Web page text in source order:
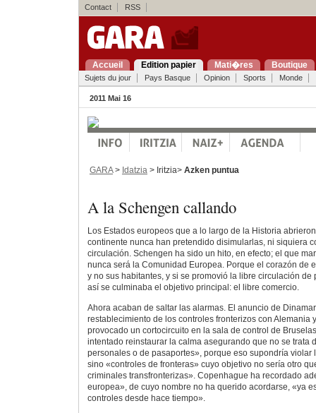
Contact RSS
Accueil Edition papier Mati�res Boutique
Sujets du jour Pays Basque Opinion Sports Monde
2011 Mai 16
GARA> Idatzia > Iritzia> Azken puntua
A la Schengen callando
Los Estados europeos que a lo largo de la Historia
continente nunca han pretendido disimularlas, ni siquiera
circulación. Schengen ha sido un hito, en efecto; el que
nunca será la Comunidad Europea. Porque el corazón de
y no sus habitantes, y si se promovió la libre circulación de
así se culminaba el objetivo principal: el libre comercio.
Ahora acaban de saltar las alarmas. El anuncio de
restablecimiento de los controles fronterizos con Alemania
provocado un cortocircuito en la sala de control de
intentado reinstaurar la calma asegurando que no se trata
personales o de pasaportes», porque eso supondría violar
sino «controles de fronteras» cuyo objetivo no sería otro
criminales transfronterizas». Copenhague ha recordado
europea», de cuyo nombre no ha querido acordarse, «ya
controles desde hace tiempo».